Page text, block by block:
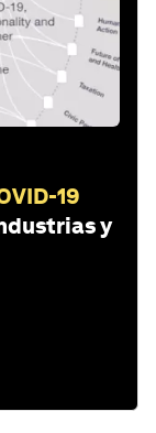
19
y